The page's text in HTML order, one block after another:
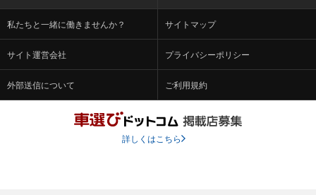
私たちと一緒に働きませんか？ サイトマップ
サイト運営会社 プライバシーポリシー
外部送信について ご利用規約
詳しくはこちら